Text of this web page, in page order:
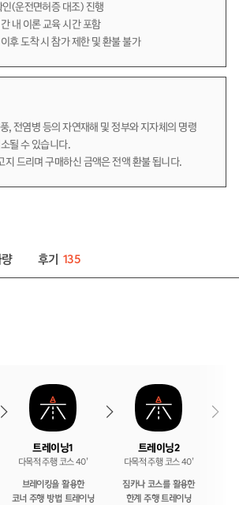
인(운전면허증 대조) 진행
내 이론 교육 시간 포함
후 도착 시 참가 제한 및 환불 불가
, 전염병 등의 자연재해 및 정부와 지자체의 명령
될 수 있습니다.
지 드리며 구매하신 금액은 전액 환불 됩니다.
후기 135
트레이닝1
다목적 주행 코스 40’
브레이킹을 활용한
코너 주행 방법 트레이닝
트레이닝2
다목적 주행 코스 40’
짐카나 코스를 활용한
한계 주행 트레이닝